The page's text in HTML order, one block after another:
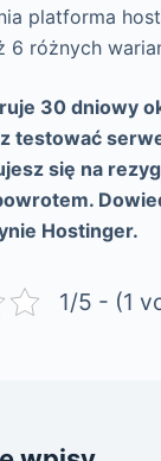
platforma
6 różnych
30 dniowy
testować
się na
Hostinger.
1/5 - (1